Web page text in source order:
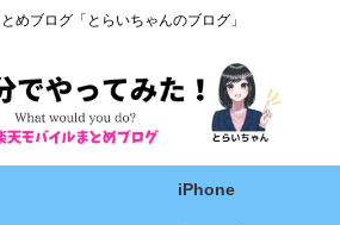
めブログ「とらいちゃんのブログ」
iPhone